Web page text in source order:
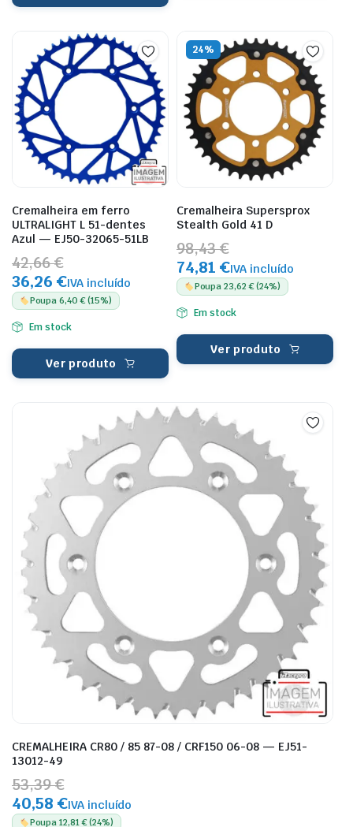
Cremalheira em ferro
ULTRALIGHT L 51-dentes
Azul — EJ50-32065-51LB
42,66 €
36,26 €IVA incluído
Poupa 6,40 € (15%)
Em stock
Ver produto
24%
Cremalheira Supersprox
Stealth Gold 41 D
98,43 €
74,81 €IVA incluído
Poupa 23,62 € (24%)
Em stock
Ver produto
CREMALHEIRA CR80 / 85 87-08 / CRF150 06-08 — EJ51-
13012-49
53,39 €
40,58 €IVA incluído
Poupa 12,81 € (24%)